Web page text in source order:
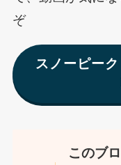
ぞ
スノーピー
このブ